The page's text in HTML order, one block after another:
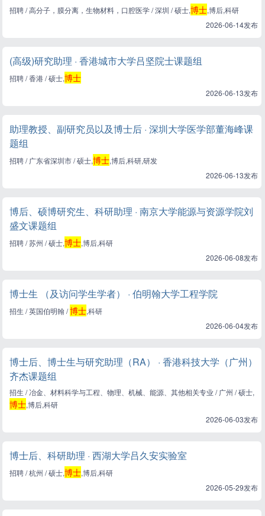
招聘 / 高分子，膜分离，生物材料，口腔医学 / 深圳 / 硕士,博士,博后,科研
2026-06-14发布
(高级)研究助理 · 香港城市大学吕坚院士课题组
招聘 / 香港 / 硕士,博士
2026-06-13发布
助理教授、副研究员以及博士后 · 深圳大学医学部董海峰课
题组
招聘 / 广东省深圳市 / 硕士,博士,博后,科研,研发
2026-06-13发布
博后、硕博研究生、科研助理 · 南京大学能源与资源学院刘
盛文课题组
招聘 / 苏州 / 硕士,博士,博后,科研
2026-06-08发布
博士生 （及访问学生学者） · 伯明翰大学工程学院
招生 / 英国伯明翰 /博士,科研
2026-06-04发布
博士后、博士生与研究助理（RA） · 香港科技大学（广州）
齐杰课题组
招生 / 冶金、材料科学与工程、物理、机械、能源、其他相关专业 / 广州 / 硕士,
博士,博后,科研
2026-06-03发布
博士后、科研助理 · 西湖大学吕久安实验室
招聘 / 杭州 / 硕士,博士,博后,科研
2026-05-29发布